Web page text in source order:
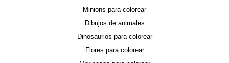
Minions para colorear
Dibujos de animales
Dinosaurios para colorear
Flores para colorear